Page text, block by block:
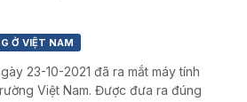
Ở VIỆT NAM
23-10-2021 đã ra mắt máy tính
Việt Nam. Được đưa ra đúng